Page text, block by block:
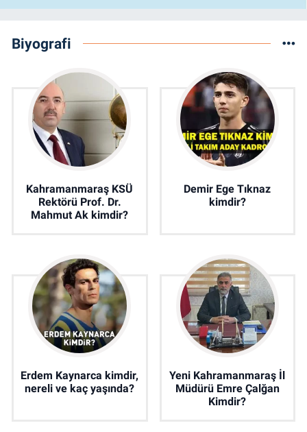
Biyografi
Kahramanmaraş KSÜ
Rektörü Prof. Dr.
Mahmut Ak kimdir?
Demir Ege Tıknaz
kimdir?
Erdem Kaynarca kimdir,
nereli ve kaç yaşında?
Yeni Kahramanmaraş İl
Müdürü Emre Çalğan
Kimdir?